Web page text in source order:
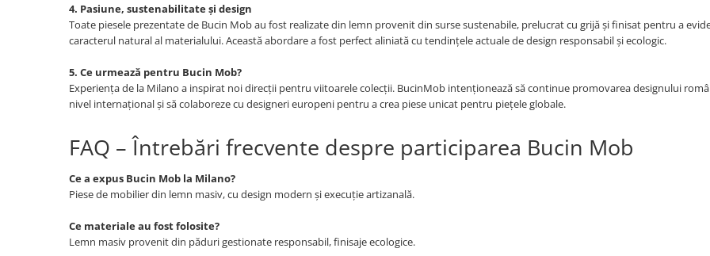
4. Pasiune, sustenabilitate și design
Toate piesele prezentate de Bucin Mob au fost realizate din lemn provenit din surse sustenabile, prelucrat cu grijă și finisat pentru a
caracterul natural al materialului. Această abordare a fost perfect aliniată cu tendințele actuale de design responsabil și ecologic.
5. Ce urmează pentru Bucin Mob?
Experiența de la Milano a inspirat noi direcții pentru viitoarele colecții. BucinMob intenționează să continue promovarea designului
nivel internațional și să colaboreze cu designeri europeni pentru a crea piese unicat pentru piețele globale.
FAQ – Întrebări frecvente despre participarea Bucin Mob
Ce a expus Bucin Mob la Milano?
Piese de mobilier din lemn masiv, cu design modern și execuție artizanală.
Ce materiale au fost folosite?
Lemn masiv provenit din păduri gestionate responsabil, finisaje ecologice.